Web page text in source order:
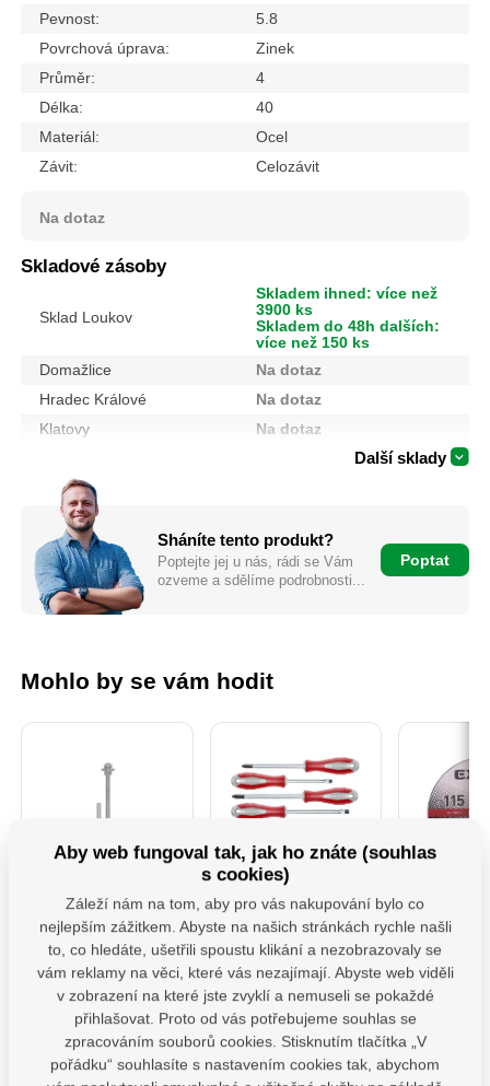
Pevnost:
5.8
Povrchová úprava:
Zinek
Průměr:
4
Délka:
40
Materiál:
Ocel
Závit:
Celozávit
Na dotaz
Skladové zásoby
Sklad Loukov
Skladem ihned: více než
3900 ks
Skladem do 48h dalších:
více než 150 ks
Domažlice
Na dotaz
Hradec Králové
Na dotaz
Klatovy
Na dotaz
Další sklady
Sháníte tento produkt?
Poptejte jej u nás, rádi se Vám
ozveme a sdělíme podrobnosti...
Poptat
Mohlo by se vám hodit
houpačky typ B
M12x130 mm
Závěs houpačky pro
ploché i kulaté trámy s
karabinou.Uchyty jsou
vybaveny vhodnými
karabinou, díky čemuž
je montáž houpačky
snadná a nevyžaduje
žádné další
nástroje.Navíc jsou
Skladem 19 ks
68,27Kč
bez DPH
4740930 Sada
Šroubováků 7ks
Profesionální sada
šroubováků Fortum,
která splňuje vysoké
nároky na odolnost i
komfort při práci.
Ergonomicky tvarovaná
rukojeť z tvrdého PP
plastu je na povrchu
doplněna měkčenou
Na dotaz
367,77Kč
řezné na
Řezné
kotouče
tří
Extol
Industrial,
Extol
Industrial
Aby web fungoval tak, jak ho znáte (souhlas
s cookies)
Záleží nám na tom, aby pro vás nakupování bylo co
nejlepším zážitkem. Abyste na našich stránkách rychle našli
to, co hledáte, ušetřili spoustu klikání a nezobrazovaly se
vám reklamy na věci, které vás nezajímají. Abyste web viděli
v zobrazení na které jste zvyklí a nemuseli se pokaždé
přihlašovat. Proto od vás potřebujeme souhlas se
zpracováním souborů cookies. Stisknutím tlačítka „V
pořádku“ souhlasíte s nastavením cookies tak, abychom